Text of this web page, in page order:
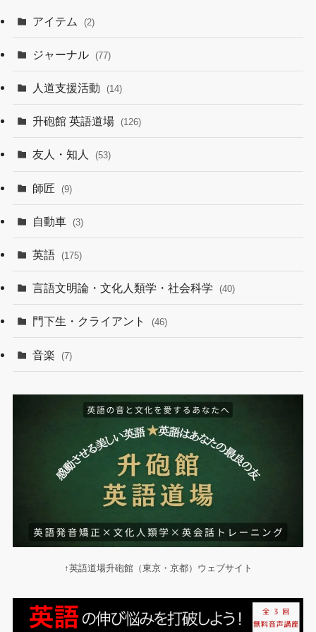
アイテム (2)
ジャーナル (77)
人道支援活動 (14)
升砲館 英語道場 (126)
友人・知人 (53)
師匠 (9)
自動車 (3)
英語 (175)
言語文明論・文化人類学・社会科学 (40)
門下生・クライアント (46)
音楽 (7)
↑英語道場升砲館（東京・京都）ウェブサイト